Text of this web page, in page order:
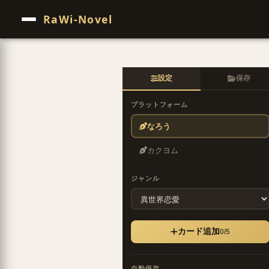
RaWi-Novel
設定 保存
プラットフォーム
なろう
カクヨム
ジャンル
カード追加0/5